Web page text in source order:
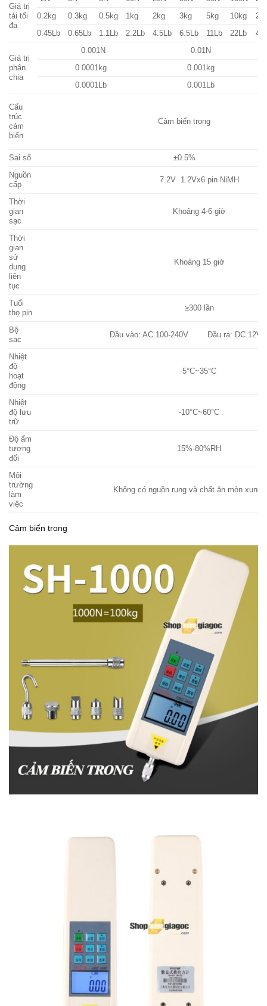
Giá trị
tải tối
đa
0.2kg 0.3kg 0.5kg 1kg 2kg 3kg 5kg 10kg
0.45Lb 0.65Lb 1.1Lb 2.2Lb 4.5Lb 6.5Lb 11Lb 22Lb
Giá trị
phân
chia
0.001N 0.01N
0.0001kg 0.001kg
0.0001Lb 0.001Lb
Cấu
trúc
cảm
biến
Cảm biến trong
Sai số ±0.5%
Nguồn
cấp
7.2V 1.2Vx6 pin NiMH
Thời
gian
sạc
Khoảng 4-6 giờ
Thời
gian
sử
dụng
liên
tục
Khoảng 15 giờ
Tuổi
thọ pin
≥300 lần
Bộ
sạc
Đầu vào: AC 100-240V Đầu ra: DC 12V
Nhiệt
độ
hoạt
động
5°C~35°C
Nhiệt
độ lưu
trữ
-10°C~60°C
Độ ẩm
tương
đối
15%-80%RH
Môi
trường
làm
việc
Không có nguồn rung và chất ăn mòn xung
Cảm biến trong